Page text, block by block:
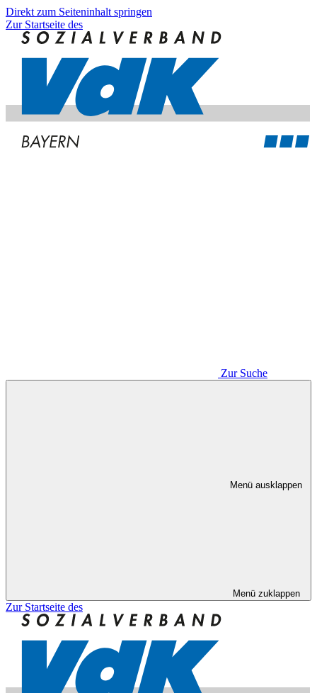
Direkt zum Seiteninhalt springen
Zur Startseite des
Zur Suche
Menü ausklappen
Menü zuklappen
Zur Startseite des